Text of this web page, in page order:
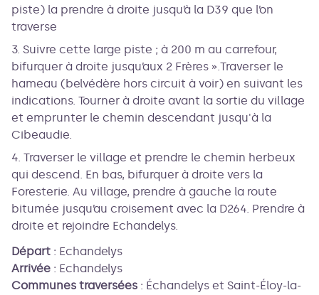
piste) la prendre à droite jusqu’à la D39 que l’on
traverse
3. Suivre cette large piste ; à 200 m au carrefour,
bifurquer à droite jusqu’aux 2 Frères ».Traverser le
hameau (belvédère hors circuit à voir) en suivant les
indications. Tourner à droite avant la sortie du village
et emprunter le chemin descendant jusqu'à la
Cibeaudie.
4. Traverser le village et prendre le chemin herbeux
qui descend. En bas, bifurquer à droite vers la
Foresterie. Au village, prendre à gauche la route
bitumée jusqu’au croisement avec la D264. Prendre à
droite et rejoindre Echandelys.
Départ : Echandelys
Arrivée : Echandelys
Communes traversées : Échandelys et Saint-Éloy-la-